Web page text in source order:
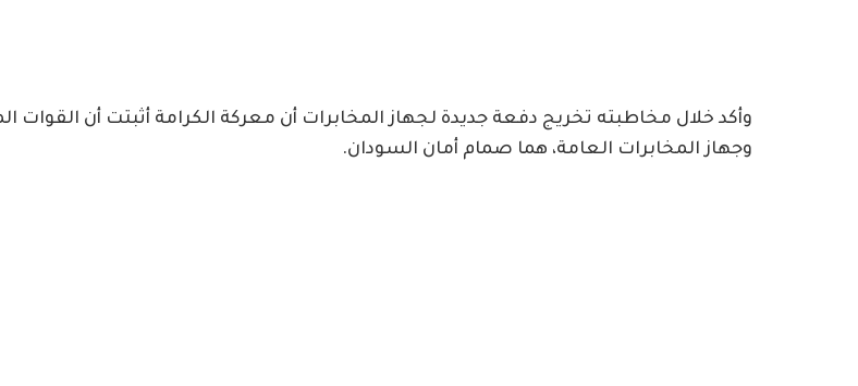
وأكد خلال مخاطبته تخريج دفعة جديدة لجهاز المخابرات أن معركة الكرامة أثبتت أن القوات
وجهاز المخابرات العامة، هما صمام أمان السودان.